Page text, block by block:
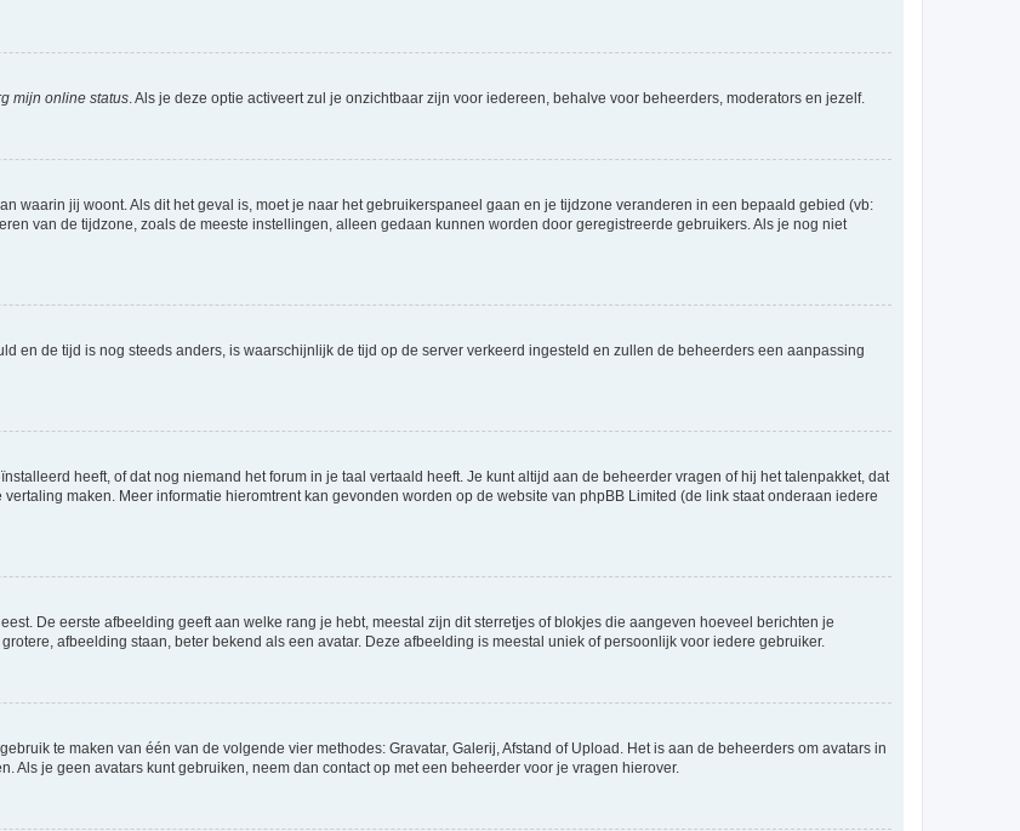
mijn online status . Als je deze optie activeert zul je onzichtbaar zijn voor iedereen, behalve voor beheerders, moderators en jezelf.
waarin jij woont. Als dit het geval is, moet je naar het gebruikerspaneel gaan en je tijdzone veranderen in een bepaald gebied (vb:
van de tijdzone, zoals de meeste instellingen, alleen gedaan kunnen worden door geregistreerde gebruikers. Als je nog niet
en de tijd is nog steeds anders, is waarschijnlijk de tijd op de server verkeerd ingesteld en zullen de beheerders een aanpassing
heeft, of dat nog niemand het forum in je taal vertaald heeft. Je kunt altijd aan de beheerder vragen of hij het talenpakket, dat
maken. Meer informatie hieromtrent kan gevonden worden op de website van phpBB Limited (de link staat onderaan iedere
De eerste afbeelding geeft aan welke rang je hebt, meestal zijn dit sterretjes of blokjes die aangeven hoeveel berichten je
afbeelding staan, beter bekend als een avatar. Deze afbeelding is meestal uniek of persoonlijk voor iedere gebruiker.
te maken van één van de volgende vier methodes: Gravatar, Galerij, Afstand of Upload. Het is aan de beheerders om avatars in
Als je geen avatars kunt gebruiken, neem dan contact op met een beheerder voor je vragen hierover.